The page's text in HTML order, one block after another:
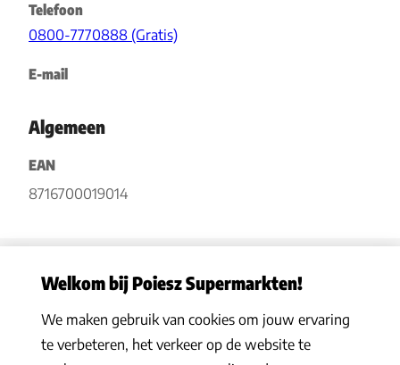
Telefoon
0800-7770888 (Gratis)
E-mail
Algemeen
EAN
8716700019014
Privacy statement|Algemene voorwaarden |Hoe werkt het |
Veelgestelde vragen|Cookies
Welkom bij Poiesz Supermarkten!
We maken gebruik van cookies om jouw ervaring
te verbeteren, het verkeer op de website te